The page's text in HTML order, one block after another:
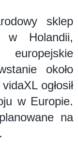
sklep
w Holandii,
około
ogłosił
w Europie.
na